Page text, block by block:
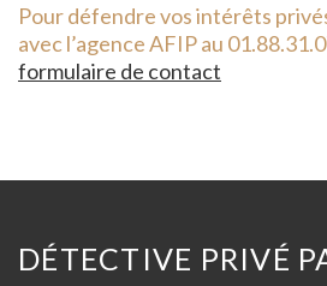
Pour défendre vos intérêts
avec l’agence AFIP au
formulaire de contact
DÉTECTIVE PRIVÉ